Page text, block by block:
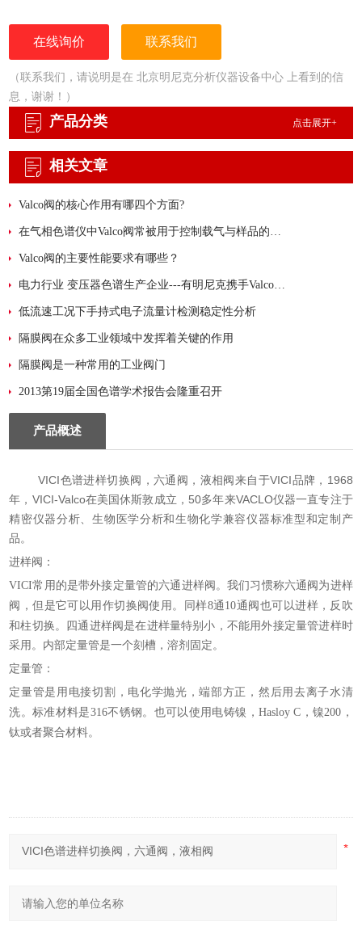
在线询价 联系我们
（联系我们，请说明是在 北京明尼克分析仪器设备中心 上看到的信
息，谢谢！）
产品分类 点击展开+
相关文章
Valco阀的核心作用有哪四个方面?
在气相色谱仪中Valco阀常被用于控制载气与样品的流向
Valco阀的主要性能要求有哪些？
电力行业 变压器色谱生产企业---有明尼克携手Valco支持您
低流速工况下手持式电子流量计检测稳定性分析
隔膜阀在众多工业领域中发挥着关键的作用
隔膜阀是一种常用的工业阀门
2013第19届全国色谱学术报告会隆重召开
产品概述
VICI色谱进样切换阀，六通阀，液相阀来自于VICI品牌， 1968
年， VICI-Valco在美国休斯敦成立， 50多年来VACLO仪器一直专注于
精密仪器分析、生物医学分析和生物化学兼容仪器标准型和定制产
品。
进样阀：
VICI常用的是带外接定量管的六通进样阀。我们习惯称六通阀为进样
阀，但是它可以用作切换阀使用。同样8通 10通阀也可以进样，反吹
和柱切换。四通进样阀是在进样量特别小，不能用外接定量管进样时
采用。内部定量管是一个刻槽，溶剂固定。
定量管：
定量管是用电接切割，电化学抛光，端部方正， 然后用去离子水清
洗。标准材料是316不锈钢。也可以使用电铸镍， Hasloy C ，镍200 ，
钛或者聚合材料。